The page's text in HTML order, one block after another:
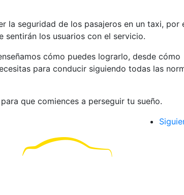
la seguridad de los pasajeros en un taxi, por
sentirán los usuarios con el servicio.
cómo puedes lograrlo, desde cómo
para conducir siguiendo todas las
que comiences a perseguir tu sueño.